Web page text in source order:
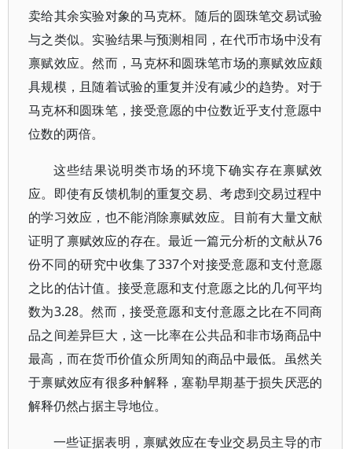
卖给其余实验对象的马克杯。随后的圆珠笔交易试验
与之类似。实验结果与预测相同，在代币市场中没有
禀赋效应。然而，马克杯和圆珠笔市场的禀赋效应颇
具规模，且随着试验的重复并没有减少的趋势。对于
马克杯和圆珠笔，接受意愿的中位数近乎支付意愿中
位数的两倍。
这些结果说明类市场的环境下确实存在禀赋效
应。即使有反馈机制的重复交易、考虑到交易过程中
的学习效应，也不能消除禀赋效应。目前有大量文献
证明了禀赋效应的存在。最近一篇元分析的文献从76
份不同的研究中收集了337个对接受意愿和支付意愿
之比的估计值。接受意愿和支付意愿之比的几何平均
数为3.28。然而，接受意愿和支付意愿之比在不同商
品之间差异巨大，这一比率在公共品和非市场商品中
最高，而在货币价值众所周知的商品中最低。虽然关
于禀赋效应有很多种解释，塞勒早期基于损失厌恶的
解释仍然占据主导地位。
一些证据表明，禀赋效应在专业交易员主导的市